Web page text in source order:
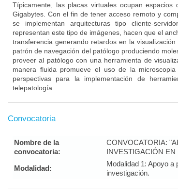
Típicamente, las placas virtuales ocupan
Gigabytes. Con el fin de tener acceso remoto y
se implementan arquitecturas tipo cliente-
representan este tipo de imágenes, hacen que el
transferencia generando retardos en la
patrón de navegación del patólogo produciendo
proveer al patólogo con una herramienta de
manera fluida promueve el uso de la
perspectivas para la implementación de
telepatología.
Convocatoria
Nombre de la
convocatoria:
CONVOCATORIA:
INVESTIGACIÓN
Modalidad:
Modalidad 1: Apoyo
investigación.